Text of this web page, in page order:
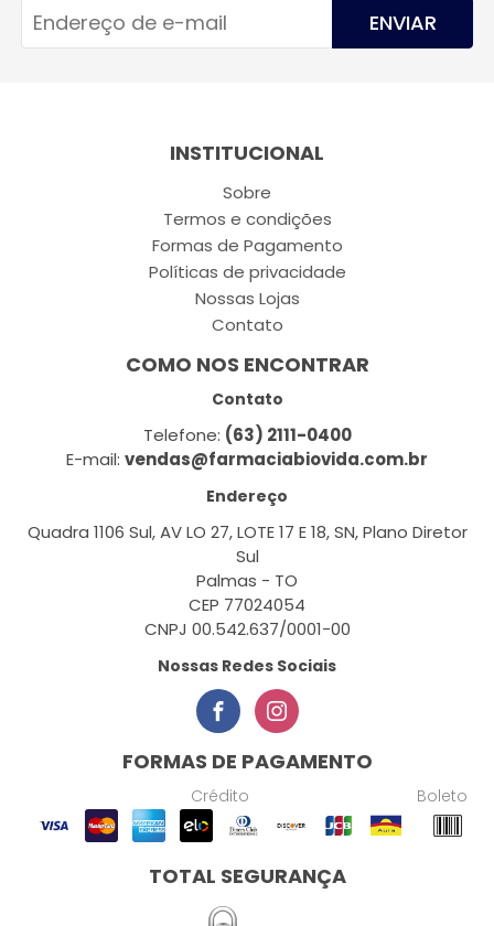
ENVIAR
INSTITUCIONAL
Sobre
Termos e condições
Formas de Pagamento
Políticas de privacidade
Nossas Lojas
Contato
COMO NOS ENCONTRAR
Contato
Telefone: (63) 2111-0400
E-mail: vendas@farmaciabiovida.com.br
Endereço
Quadra 1106 Sul, AV LO 27, LOTE 17 E 18, SN, Plano Diretor
Sul
Palmas - TO
CEP 77024054
CNPJ 00.542.637/0001-00
Nossas Redes Sociais
FORMAS DE PAGAMENTO
Crédito Boleto
TOTAL SEGURANÇA